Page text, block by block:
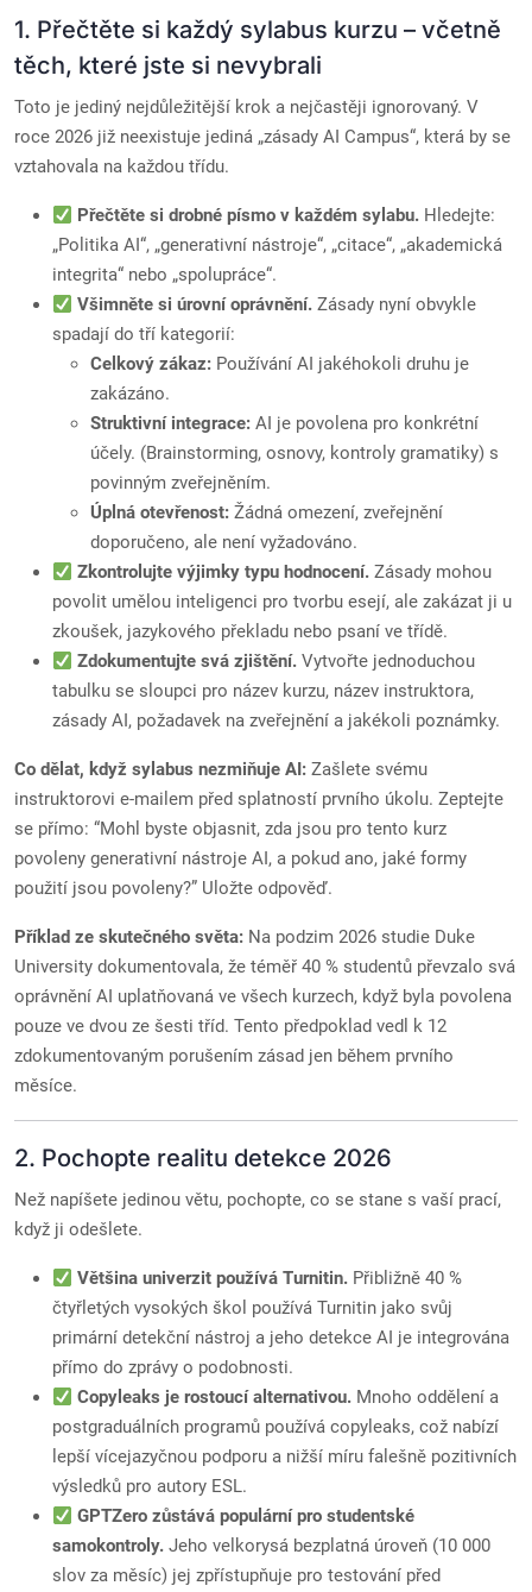
1. Přečtěte si každý sylabus kurzu – včetně
těch, které jste si nevybrali
Toto je jediný nejdůležitější krok a nejčastěji ignorovaný. V
roce 2026 již neexistuje jediná „zásady AI Campus“, která by se
vztahovala na každou třídu.
Přečtěte si drobné písmo v každém sylabu. Hledejte:
„Politika AI“, „generativní nástroje“, „citace“, „akademická
integrita“ nebo „spolupráce“.
Všimněte si úrovní oprávnění. Zásady nyní obvykle
spadají do tří kategorií:
Celkový zákaz: Používání AI jakéhokoli druhu je
zakázáno.
Struktivní integrace: AI je povolena pro konkrétní
účely. (Brainstorming, osnovy, kontroly gramatiky) s
povinným zveřejněním.
Úplná otevřenost: Žádná omezení, zveřejnění
doporučeno, ale není vyžadováno.
Zkontrolujte výjimky typu hodnocení. Zásady mohou
povolit umělou inteligenci pro tvorbu esejí, ale zakázat ji u
zkoušek, jazykového překladu nebo psaní ve třídě.
Zdokumentujte svá zjištění. Vytvořte jednoduchou
tabulku se sloupci pro název kurzu, název instruktora,
zásady AI, požadavek na zveřejnění a jakékoli poznámky.
Co dělat, když sylabus nezmiňuje AI: Zašlete svému
instruktorovi e-mailem před splatností prvního úkolu. Zeptejte
se přímo: “Mohl byste objasnit, zda jsou pro tento kurz
povoleny generativní nástroje AI, a pokud ano, jaké formy
použití jsou povoleny?” Uložte odpověď.
Příklad ze skutečného světa: Na podzim 2026 studie Duke
University dokumentovala, že téměř 40 % studentů převzalo svá
oprávnění AI uplatňovaná ve všech kurzech, když byla povolena
pouze ve dvou ze šesti tříd. Tento předpoklad vedl k 12
zdokumentovaným porušením zásad jen během prvního
měsíce.
2. Pochopte realitu detekce 2026
Než napíšete jedinou větu, pochopte, co se stane s vaší prací,
když ji odešlete.
Většina univerzit používá Turnitin. Přibližně 40 %
čtyřletých vysokých škol používá Turnitin jako svůj
primární detekční nástroj a jeho detekce AI je integrována
přímo do zprávy o podobnosti.
Copyleaks je rostoucí alternativou. Mnoho oddělení a
postgraduálních programů používá copyleaks, což nabízí
lepší vícejazyčnou podporu a nižší míru falešně pozitivních
výsledků pro autory ESL.
GPTZero zůstává populární pro studentské
samokontroly. Jeho velkorysá bezplatná úroveň (10 000
slov za měsíc) jej zpřístupňuje pro testování před